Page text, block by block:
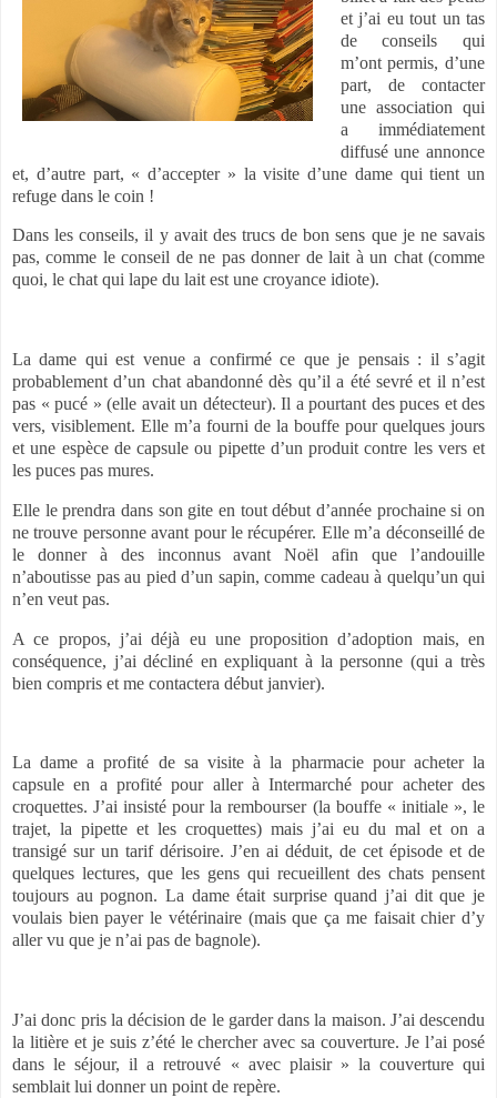
et j’ai eu tout un tas
de conseils qui
m’ont permis, d’une
part, de contacter
une association qui
a immédiatement
diffusé une annonce
et, d’autre part, « d’accepter » la visite d’une dame qui tient un
refuge dans le coin !
Dans les conseils, il y avait des trucs de bon sens que je ne savais
pas, comme le conseil de ne pas donner de lait à un chat (comme
quoi, le chat qui lape du lait est une croyance idiote).
La dame qui est venue a confirmé ce que je pensais : il s’agit
probablement d’un chat abandonné dès qu’il a été sevré et il n’est
pas « pucé » (elle avait un détecteur). Il a pourtant des puces et des
vers, visiblement. Elle m’a fourni de la bouffe pour quelques jours
et une espèce de capsule ou pipette d’un produit contre les vers et
les puces pas mures.
Elle le prendra dans son gite en tout début d’année prochaine si on
ne trouve personne avant pour le récupérer. Elle m’a déconseillé de
le donner à des inconnus avant Noël afin que l’andouille
n’aboutisse pas au pied d’un sapin, comme cadeau à quelqu’un qui
n’en veut pas.
A ce propos, j’ai déjà eu une proposition d’adoption mais, en
conséquence, j’ai décliné en expliquant à la personne (qui a très
bien compris et me contactera début janvier).
La dame a profité de sa visite à la pharmacie pour acheter la
capsule en a profité pour aller à Intermarché pour acheter des
croquettes. J’ai insisté pour la rembourser (la bouffe « initiale », le
trajet, la pipette et les croquettes) mais j’ai eu du mal et on a
transigé sur un tarif dérisoire. J’en ai déduit, de cet épisode et de
quelques lectures, que les gens qui recueillent des chats pensent
toujours au pognon. La dame était surprise quand j’ai dit que je
voulais bien payer le vétérinaire (mais que ça me faisait chier d’y
aller vu que je n’ai pas de bagnole).
J’ai donc pris la décision de le garder dans la maison. J’ai descendu
la litière et je suis z’été le chercher avec sa couverture. Je l’ai posé
dans le séjour, il a retrouvé « avec plaisir » la couverture qui
semblait lui donner un point de repère.